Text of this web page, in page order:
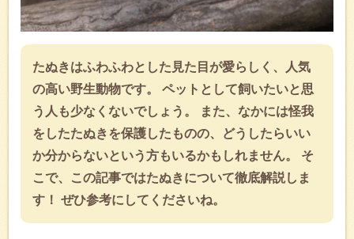
たぬきはふわふわとした見た目が愛らしく、人気
の高い野生動物です。 ペットとして飼いたいと思
う人も少なくないでしょう。 また、なかには怪我
をしたたぬきを保護したものの、どうしたらいい
か分からないという方もいるかもしれません。 そ
こで、この記事ではたぬきについて徹底解説しま
す！ ぜひ参考にしてくださいね。